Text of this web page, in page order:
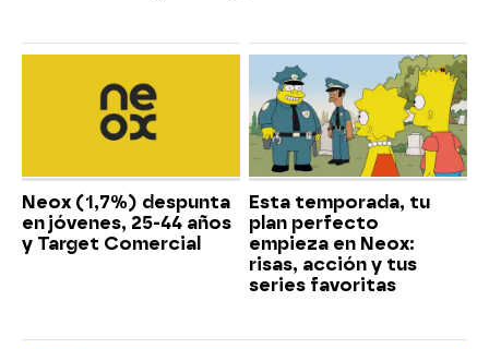
Neox (1,7%) despunta
en jóvenes, 25-44 años
y Target Comercial
Esta temporada, tu
plan perfecto
empieza en Neox:
risas, acción y tus
series favoritas